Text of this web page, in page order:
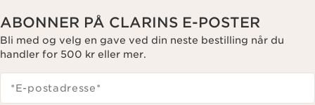
ABONNER PÅ CLARINS E-POSTER
Bli med og velg en gave ved din neste bestilling når du
handler for 500 kr eller mer.
*E-postadresse*